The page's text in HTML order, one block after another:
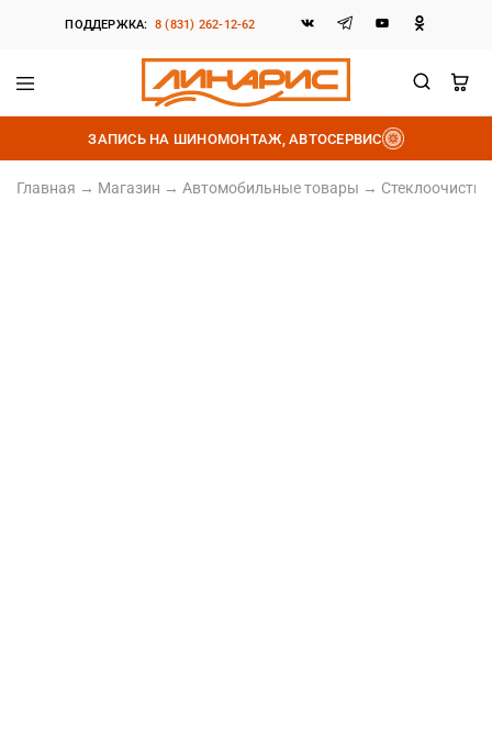
ПОДДЕРЖКА: 8 (831) 262-12-62
Линарис
Продажа
шин,
дисков
и
аккумуляторов
ЗАПИСЬ НА ШИНОМОНТАЖ, АВТОСЕРВИС
Главная → Магазин → Автомобильные товары →